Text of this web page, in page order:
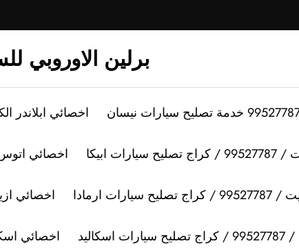
برلين الاوروبي
اخصائي ابلاندر الكويت / 99527787 / كراج
ابيكا اخصائي اتوس الكويت /
ارمادا اخصائي ازيرا الكويت /
اخصائي اسكيب الكويت /